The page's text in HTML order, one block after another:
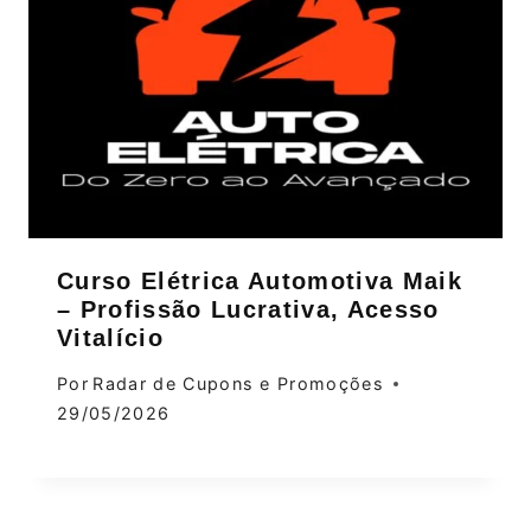
Curso Elétrica Automotiva Maik
– Profissão Lucrativa, Acesso
Vitalício
Por Radar de Cupons e Promoções
29/05/2026